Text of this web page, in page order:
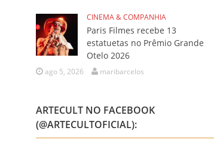
CINEMA & COMPANHIA
Paris Filmes recebe 13
estatuetas no Prêmio Grande
Otelo 2026
ago 5, 2026 maribarcelos
ARTECULT NO FACEBOOK
(@ARTECULTOFICIAL):